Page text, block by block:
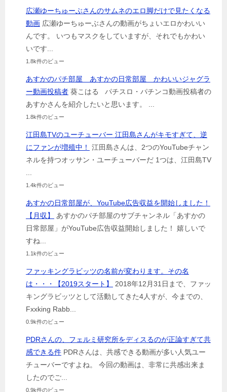
広瀬ゆーちゅーぶさんのサムネのエロ脚だけで見たくなる
動画 広瀬ゆーちゅーぶさんの動画がちょいエロかわいい
んです。 いつもマスクをしていますが、それでもかわい
いです...
1.8k件のビュー
あすかのパチ部屋 あすかの日常部屋 かわいいジャグラ
ー動画投稿者 葵こはる パチスロ・パチンコ動画投稿者の
あすかさんを紹介したいと思います。 ...
1.8k件のビュー
江田島TVのユーチューバー 江田島さんがキモすぎて、逆
にファンが増殖中！
江田島さんは、2つのYouTubeチャン
ネルを持つオッサン・ユーチューバーだ 1つは、江田島TV
1.4k件のビュー
あすかの日常部屋が、YouTube広告収益を開始しました！
【月収】
あすかのパチ部屋のサブチャンネル「あすかの
日常部屋」がYouTube広告収益開始しました！ 嬉しいで
すね...
1.1k件のビュー
ファッキングラビッツの名前が変わります。その名
は・・・【2019スタート】
2018年12月31日まで、ファッ
キングラビッツとして活動してきた4人すが、今までの、
Fxxking Rabb...
0.9k件のビュー
PDRさんの、フェルミ研究所をディスるのが正論すぎて共
感できる件 PDRさんは、共感できる動画が多い人気ユー
チューバーですよね。 今回の動画は、非常に共感出来ま
したのでご...
0.9k件のビュー